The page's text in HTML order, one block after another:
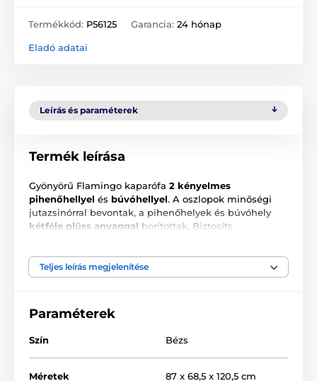
Termékkód: P56125 Garancia: 24 hónap
Eladó adatai
Leírás és paraméterek
Termék leírása
Gyönyörű Flamingo kaparófa 2 kényelmes
pihenőhellyel és búvóhellyel. A oszlopok minőségi
jutazsinórral bevontak, a pihenőhelyek és búvóhely
kétféle plüss anyaggal borítottak. Biztosíts
Teljes leírás megjelenítése
Paraméterek
Szín Bézs
Méretek 87 x 68,5 x 120,5 cm